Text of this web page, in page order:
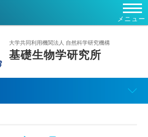
メニュー
大学共同利用機関法人 自然科学研究機構
基礎生物学研究所